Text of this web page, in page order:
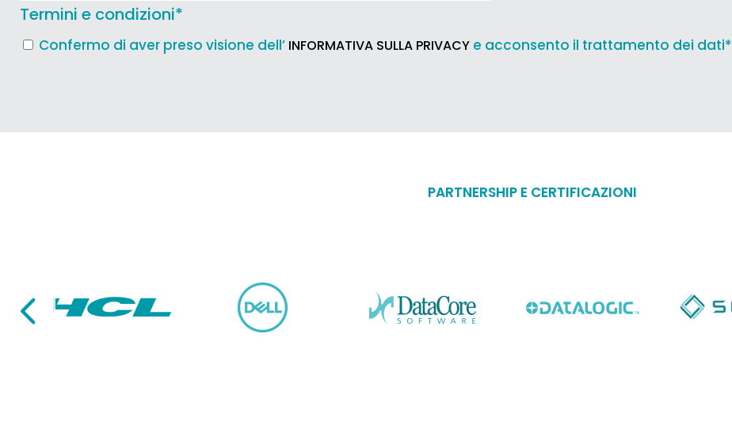
Termini e condizioni*
Confermo di aver preso visione dell’ INFORMATIVA SULLA PRIVACY e acconsento il trattamento dei dati*
PARTNERSHIP E CERTIFICAZIONI